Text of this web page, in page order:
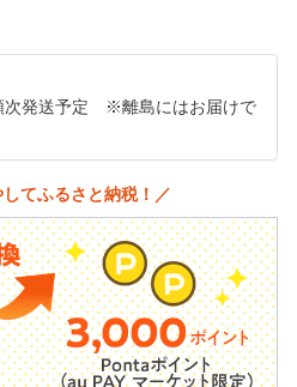
次発送予定 ※離島にはお届けで
てふるさと納税！／